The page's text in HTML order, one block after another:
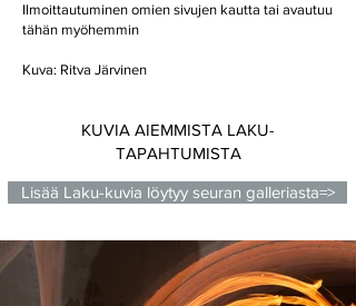
Ilmoittautuminen omien sivujen kautta tai avautuu
tähän myöhemmin
Kuva: Ritva Järvinen
KUVIA AIEMMISTA LAKU-
TAPAHTUMISTA
Lisää Laku-kuvia löytyy seuran galleriasta=>